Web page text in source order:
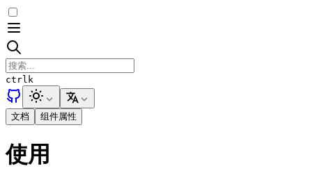
ctrl k
文档 组件属性
使用